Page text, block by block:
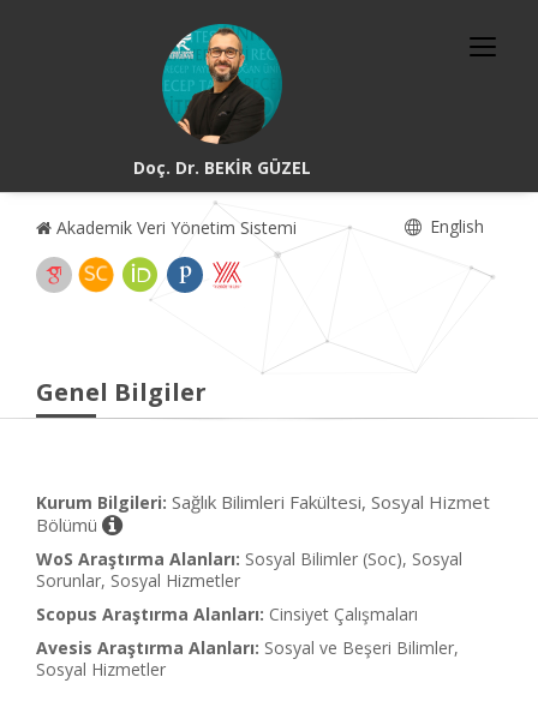
Doç. Dr. BEKİR GÜZEL
Akademik Veri Yönetim Sistemi English
Genel Bilgiler
Kurum Bilgileri: Sağlık Bilimleri Fakültesi, Sosyal Hizmet
Bölümü
WoS Araştırma Alanları: Sosyal Bilimler (Soc), Sosyal
Sorunlar, Sosyal Hizmetler
Scopus Araştırma Alanları: Cinsiyet Çalışmaları
Avesis Araştırma Alanları: Sosyal ve Beşeri Bilimler,
Sosyal Hizmetler